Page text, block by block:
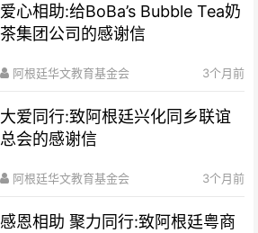
爱心相助:给BoBa’s Bubble Tea奶
茶集团公司的感谢信
阿根廷华文教育基金会 3个月前
大爱同行:致阿根廷兴化同乡联谊
总会的感谢信
阿根廷华文教育基金会 3个月前
感恩相助 聚力同行:致阿根廷粤商